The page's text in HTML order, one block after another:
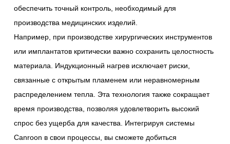
обеспечить точный контроль, необходимый для
производства медицинских изделий.
Например, при производстве хирургических инструментов
или имплантатов критически важно сохранить целостность
материала. Индукционный нагрев исключает риски,
связанные с открытым пламенем или неравномерным
распределением тепла. Эта технология также сокращает
время производства, позволяя удовлетворить высокий
спрос без ущерба для качества. Интегрируя системы
Canroon в свои процессы, вы сможете добиться